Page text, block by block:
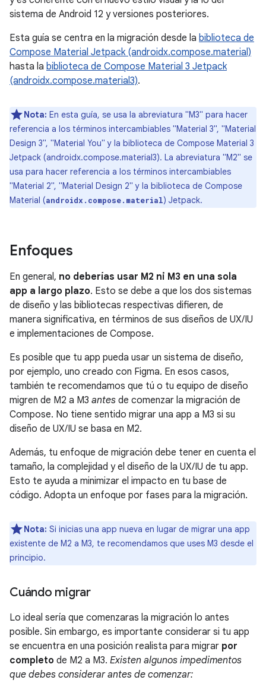
sistema de Android 12 y versiones posteriores.
Esta guía se centra en la migración desde la biblioteca de
Compose Material Jetpack (androidx.compose.material)
hasta la biblioteca de Compose Material 3 Jetpack
(androidx.compose.material3).
Nota: En esta guía, se usa la abreviatura "M3" para hacer
referencia a los términos intercambiables "Material 3", "Material
Design 3", "Material You" y la biblioteca de Compose Material 3
Jetpack (androidx.compose.material3). La abreviatura "M2" se
usa para hacer referencia a los términos intercambiables
"Material 2", "Material Design 2" y la biblioteca de Compose
Material (androidx.compose.material) Jetpack.
Enfoques
En general, no deberías usar M2 ni M3 en una sola
app a largo plazo. Esto se debe a que los dos sistemas
de diseño y las bibliotecas respectivas difieren, de
manera significativa, en términos de sus diseños de UX/IU
e implementaciones de Compose.
Es posible que tu app pueda usar un sistema de diseño,
por ejemplo, uno creado con Figma. En esos casos,
también te recomendamos que tú o tu equipo de diseño
migren de M2 a M3 antes de comenzar la migración de
Compose. No tiene sentido migrar una app a M3 si su
diseño de UX/IU se basa en M2.
Además, tu enfoque de migración debe tener en cuenta el
tamaño, la complejidad y el diseño de la UX/IU de tu app.
Esto te ayuda a minimizar el impacto en tu base de
código. Adopta un enfoque por fases para la migración.
Nota: Si inicias una app nueva en lugar de migrar una app
existente de M2 a M3, te recomendamos que uses M3 desde el
principio.
Cuándo migrar
Lo ideal sería que comenzaras la migración lo antes
posible. Sin embargo, es importante considerar si tu app
se encuentra en una posición realista para migrar por
completo de M2 a M3. Existen algunos impedimentos
que debes considerar antes de comenzar: